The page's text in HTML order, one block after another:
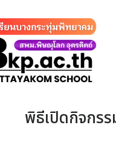
พิธีเปิดกิจกรร